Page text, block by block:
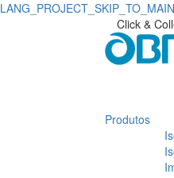
Click &
Produtos